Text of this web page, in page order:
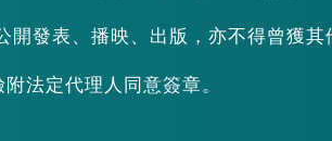
開發表、播映、出版，亦不得曾獲其
法定代理人同意簽章。